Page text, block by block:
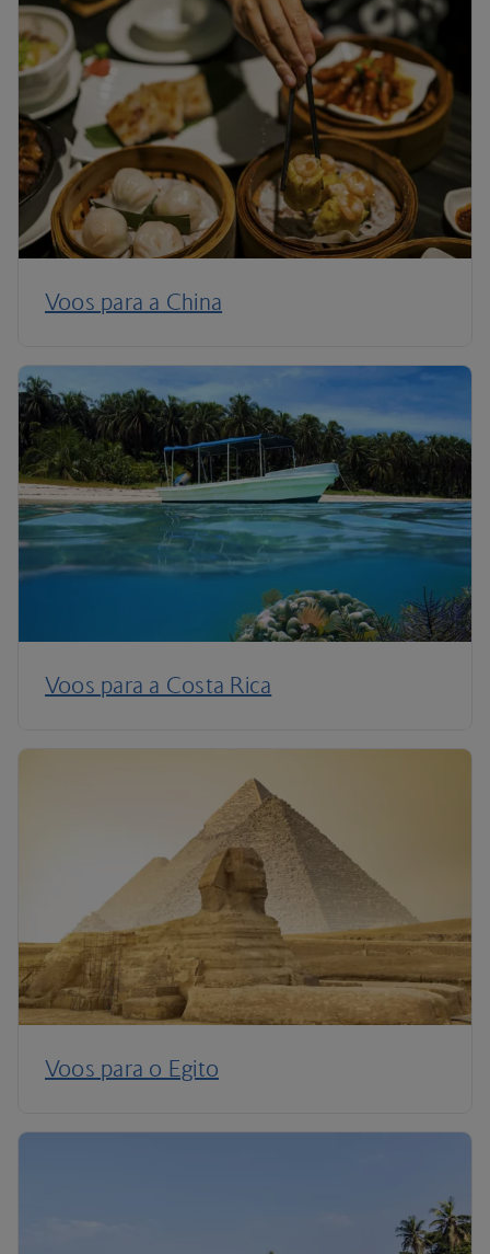
Voos para a China
Voos para a Costa Rica
Voos para o Egito